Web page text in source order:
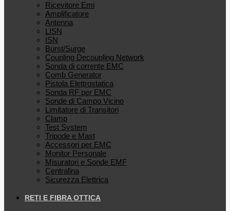
Ricevitore Emi
Amplificatore
Antenna
LISN
ISN
Burst/Surge
Coupling Decoupling Network
Sonda di corrente EMC
Comb Generator
Pistola Elettrostatica
Sonda RF per EMC
Sonde di Campo Vicino
Limitatore di Transitori
Clamp
Test System
Tripode e Mast
Accessori per EMC
Monitor Personale
Misuratori e Sonde EMF
Centralina
Sicurezza Elettrica
RETI E FIBRA OTTICA